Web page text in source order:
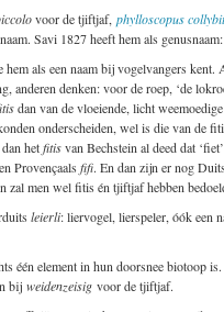
voor de tjiftjaf, phylloscopus
Savi 1827 heeft hem als
hem als een naam bij vogelvangers
anderen denken: voor de roep, ‘de
dan van de vloeiende, licht
onderscheiden, wel is die van de
hetfitisvan Bechstein al deed dat
Provençaals fifi. En dan zijn er nog Duits
men wel fitis én tjiftjaf hebben
leierli: liervogel, lierspeler, óók een
één element in hun doorsnee biotoop
bij weidenzeisig voor de tjiftjaf.